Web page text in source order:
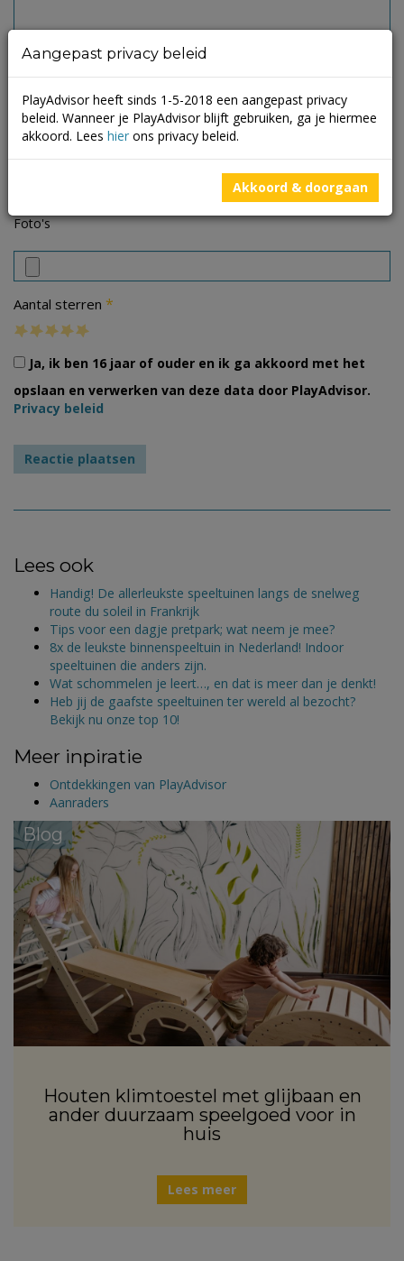
Foto's
Aantal sterren *
Ja, ik ben 16 jaar of ouder en ik ga akkoord met het
opslaan en verwerken van deze data door PlayAdvisor.
Privacy beleid
Lees ook
Handig! De allerleukste speeltuinen langs de snelweg
route du soleil in Frankrijk
Tips voor een dagje pretpark; wat neem je mee?
8x de leukste binnenspeeltuin in Nederland! Indoor
speeltuinen die anders zijn.
Wat schommelen je leert…, en dat is meer dan je denkt!
Heb jij de gaafste speeltuinen ter wereld al bezocht?
Bekijk nu onze top 10!
Meer inpiratie
Ontdekkingen van PlayAdvisor
Aanraders
Blog
Houten klimtoestel met glijbaan en
ander duurzaam speelgoed voor in
huis
Lees meer
Aangepast privacy beleid
PlayAdvisor heeft sinds 1-5-2018 een aangepast privacy
beleid. Wanneer je PlayAdvisor blijft gebruiken, ga je hiermee
akkoord. Lees hier ons privacy beleid.
Akkoord & doorgaan